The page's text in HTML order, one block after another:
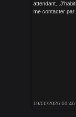
me contacter par
19/06/2026 00:46